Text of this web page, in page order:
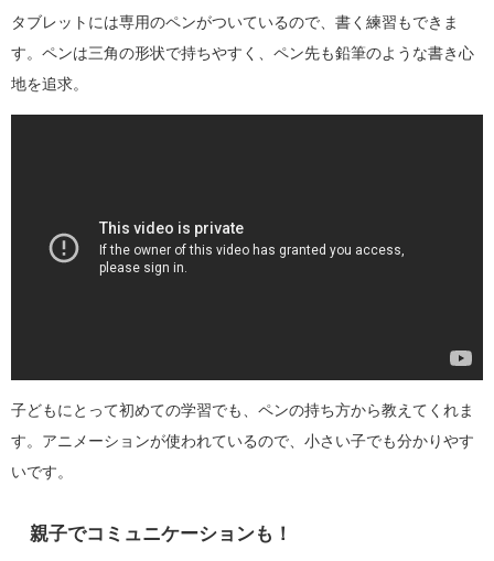
タブレットには専用のペンがついているので、書く練習もできま
す。ペンは三角の形状で持ちやすく、ペン先も鉛筆のような書き心
地を追求。
子どもにとって初めての学習でも、ペンの持ち方から教えてくれま
す。アニメーションが使われているので、小さい子でも分かりやす
いです。
親子でコミュニケーションも！